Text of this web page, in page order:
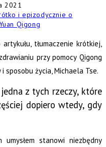
2021
i epizodycznie o
Qigong
tłumaczenie krótkiej,
przy pomocy Qigong
sposobu życia, Michaela Tse.
z tych rzeczy, które
dopiero wtedy, gdy
stanowi niezbędny